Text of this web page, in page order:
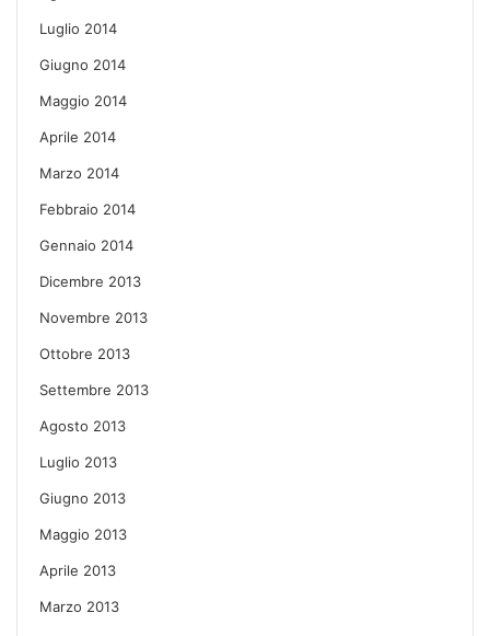
Luglio 2014
Giugno 2014
Maggio 2014
Aprile 2014
Marzo 2014
Febbraio 2014
Gennaio 2014
Dicembre 2013
Novembre 2013
Ottobre 2013
Settembre 2013
Agosto 2013
Luglio 2013
Giugno 2013
Maggio 2013
Aprile 2013
Marzo 2013